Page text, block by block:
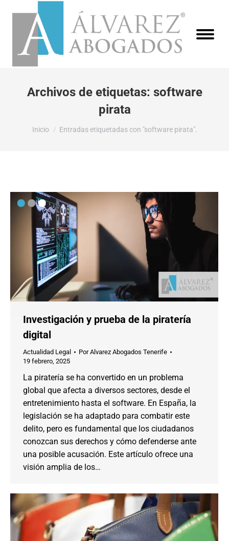
Archivos de etiquetas: software
pirata
Estás aquí:
Inicio Entradas etiquetadas con "software pirata".
Investigación y prueba de la piratería
digital
Actualidad Legal PorAlvarez Abogados Tenerife
19 febrero, 2025
La piratería se ha convertido en un problema
global que afecta a diversos sectores, desde el
entretenimiento hasta el software. En España, la
legislación se ha adaptado para combatir este
delito, pero es fundamental que los ciudadanos
conozcan sus derechos y cómo defenderse ante
una posible acusación. Este artículo ofrece una
visión amplia de los…